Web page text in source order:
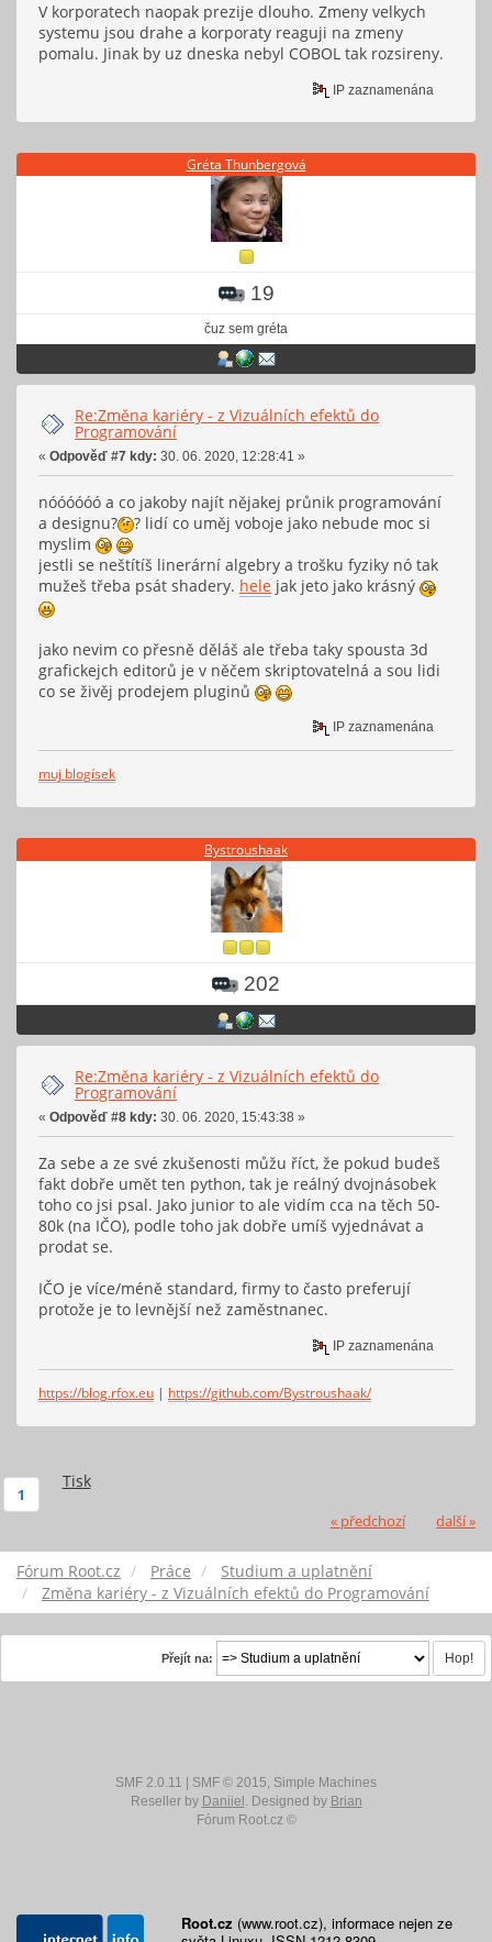
V korporatech naopak prezije dlouho. Zmeny velkych
systemu jsou drahe a korporaty reaguji na zmeny
pomalu. Jinak by uz dneska nebyl COBOL tak rozsireny.
IP zaznamenána
Gréta Thunbergová
19
čuz sem gréta
Re:Změna kariéry - z Vizuálních efektů do
Programování
« Odpověď #7 kdy: 30. 06. 2020, 12:28:41 »
nóóóóóó a co jakoby najít nějakej průnik programování
a designu?
? lidí co uměj voboje jako nebude moc si
myslim
jestli se neštítíš linerární algebry a trošku fyziky nó tak
mužeš třeba psát shadery. hele jak jeto jako krásný
jako nevim co přesně děláš ale třeba taky spousta 3d
grafickejch editorů je v něčem skriptovatelná a sou lidi
co se živěj prodejem pluginů
IP zaznamenána
muj blogísek
Bystroushaak
202
Re:Změna kariéry - z Vizuálních efektů do
Programování
« Odpověď #8 kdy: 30. 06. 2020, 15:43:38 »
Za sebe a ze své zkušenosti můžu říct, že pokud budeš
fakt dobře umět ten python, tak je reálný dvojnásobek
toho co jsi psal. Jako junior to ale vidím cca na těch 50-
80k (na IČO), podle toho jak dobře umíš vyjednávat a
prodat se.
IČO je více/méně standard, firmy to často preferují
protože je to levnější než zaměstnanec.
IP zaznamenána
https://blog.rfox.eu | https://github.com/Bystroushaak/
Tisk
1
« předchozí další »
Fórum Root.cz Práce
Studium a uplatnění
Změna kariéry - z Vizuálních efektů do Programování
Přejít na:
SMF 2.0.11 SMF © 2015, Simple Machines
Reseller by Daniiel . Designed by Brian
Fórum Root.cz ©
Root.cz (www.root.cz), informace nejen ze